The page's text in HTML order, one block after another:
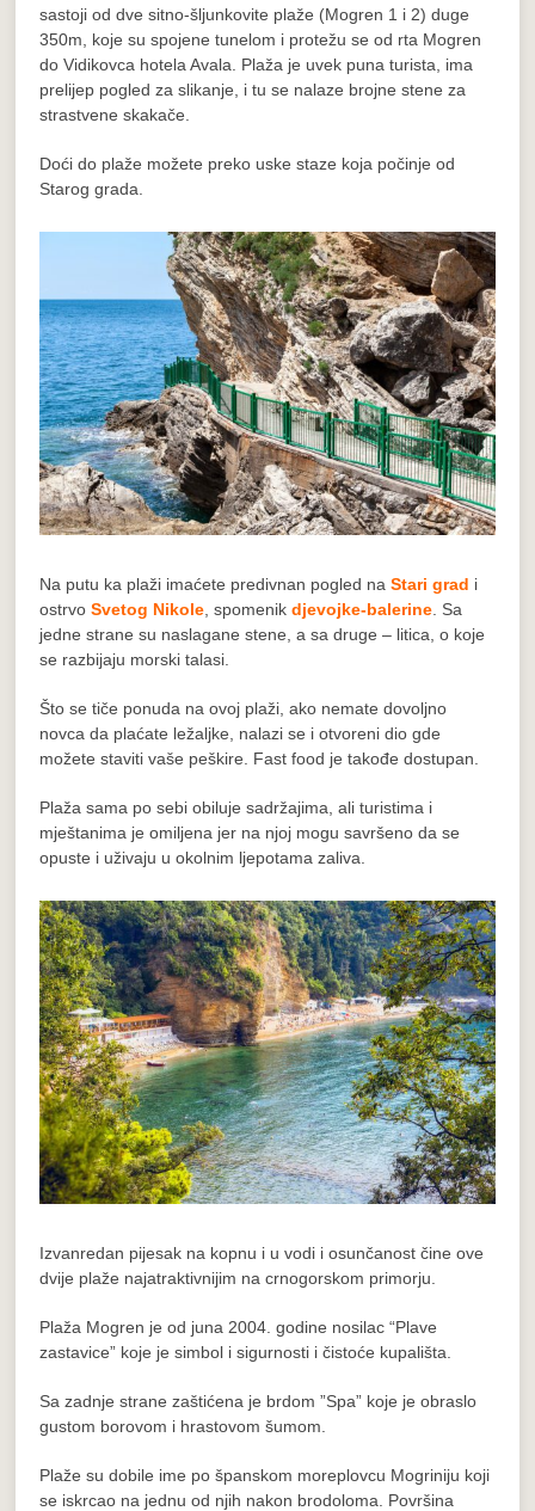
sastoji od dve sitno-šljunkovite plaže (Mogren 1 i 2) duge
350m, koje su spojene tunelom i protežu se od rta Mogren
do Vidikovca hotela Avala. Plaža je uvek puna turista, ima
prelijep pogled za slikanje, i tu se nalaze brojne stene za
strastvene skakače.
Doći do plaže možete preko uske staze koja počinje od
Starog grada.
Na putu ka plaži imaćete predivnan pogled naStari grad i
ostrvoSvetog Nikole , spomenikdjevojke-balerine . Sa
jedne strane su naslagane stene, a sa druge – litica, o koje
se razbijaju morski talasi.
Što se tiče ponuda na ovoj plaži, ako nemate dovoljno
novca da plaćate ležaljke, nalazi se i otvoreni dio gde
možete staviti vaše peškire. Fast food je takođe dostupan.
Plaža sama po sebi obiluje sadržajima, ali turistima i
mještanima je omiljena jer na njoj mogu savršeno da se
opuste i uživaju u okolnim ljepotama zaliva.
Izvanredan pijesak na kopnu i u vodi i osunčanost čine ove
dvije plaže najatraktivnijim na crnogorskom primorju.
Plaža Mogren je od juna 2004. godine nosilac “Plave
zastavice” koje je simbol i sigurnosti i čistoće kupališta.
Sa zadnje strane zaštićena je brdom ”Spa” koje je obraslo
gustom borovom i hrastovom šumom.
Plaže su dobile ime po španskom moreplovcu Mogriniju koji
se iskrcao na jednu od njih nakon brodoloma. Površina